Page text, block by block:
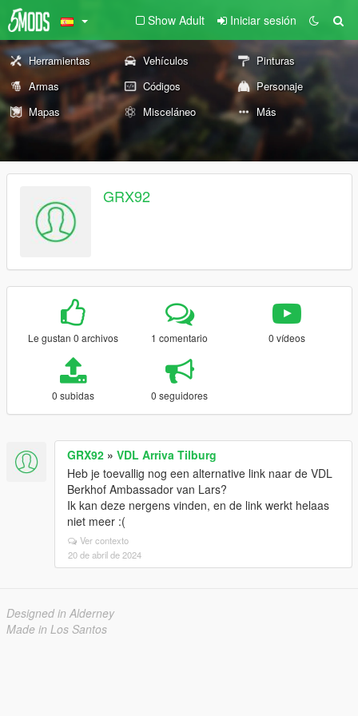
Show Adult Iniciar sesión
Herramientas Vehículos
Pinturas
Armas
Códigos
Personaje
Mapas
Misceláneo Más
GRX92
Le gustan 0 archivos 1 comentario 0 vídeos
0 subidas 0 seguidores
GRX92 » VDL Arriva Tilburg
Heb je toevallig nog een alternative link naar de VDL
Berkhof Ambassador van Lars?
Ik kan deze nergens vinden, en de link werkt helaas
niet meer :(
Ver contexto
20 de abril de 2024
Designed in Alderney
Made in Los Santos